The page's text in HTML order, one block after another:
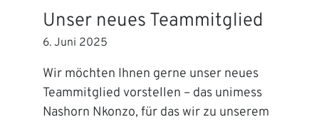
Unser neues Teammitglied
6. Juni 2025
Wir möchten Ihnen gerne unser neues
Teammitglied vorstellen – das unimess
Nashorn Nkonzo, für das wir zu unserem